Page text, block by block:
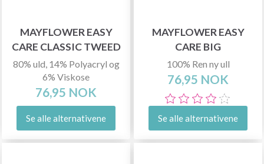
MAYFLOWER EASY
CARE CLASSIC TWEED
80% uld, 14% Polyacryl og
6% Viskose
76,95 NOK
Se alle alternativene
MAYFLOWER EASY
CARE BIG
100% Ren ny ull
76,95 NOK
Se alle alternativene